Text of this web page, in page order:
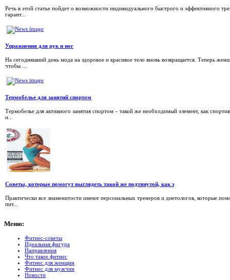
Речь в этой статье пойдет о возможности индивидуального быстрого и эффективного
гарант...
Упражнения для рук и ног
На сегодняшний день мода на здоровое и красивое тело вновь возвращается. Теперь
чтобы ...
Термобелье для занятий спортом
Термобелье для активного занятия спортом – такой же необходимый элемент, как
и...
Советы, которые помогут выглядеть такой же подтянутой, как з
Практически все знаменитости имеют персональных тренеров и диетологов, которые
пит...
Меню:
Фитнес-советы
Идеальная фигура
Направления
Что такое фитнес
Фитнес для женщин
Фитнес для мужчин
Новости